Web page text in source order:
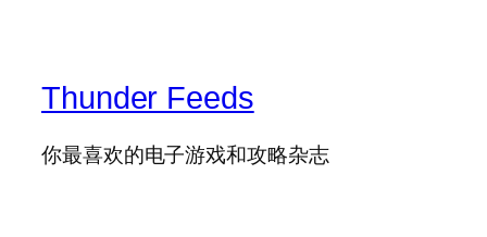
Thunder Feeds
你最喜欢的电子游戏和攻略杂志